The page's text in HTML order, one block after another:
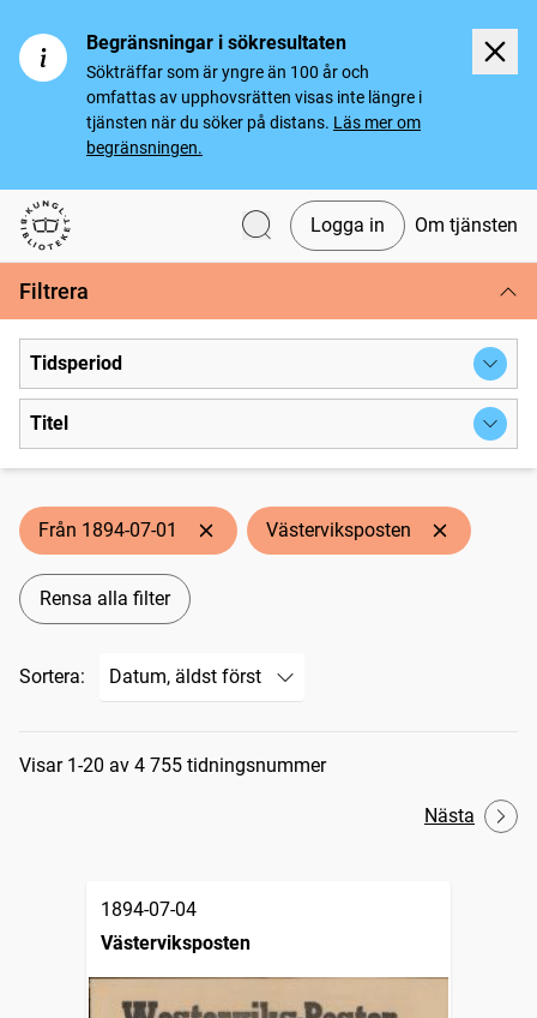
Begränsningar i sökresultaten
Sökträffar som är yngre än 100 år och
omfattas av upphovsrätten visas inte längre i
tjänsten när du söker på distans. Läs mer om
begränsningen.
Svenska tidningar
Logga in Om tjänsten
Filtrera
Tidsperiod
Titel
Från 1894-07-01 Västerviksposten
Rensa alla filter
Sortera:
Sökresultat
Visar 1-20 av 4 755 tidningsnummer
Nästa
1894-07-04
Västerviksposten